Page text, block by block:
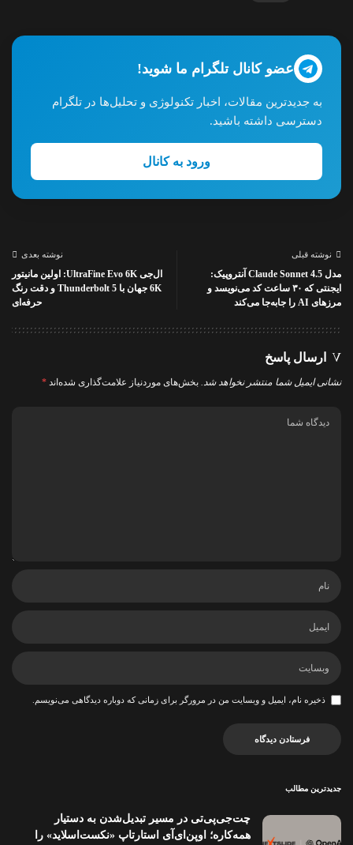
عضو کانال تلگرام ما شوید!
به جدیدترین مقالات، اخبار تکنولوژی و تحلیل‌ها در تلگرام
دسترسی داشته باشید.
ورود به کانال
نوشته قبلی
مدل Claude Sonnet 4.5 آنتروپیک:
ایجنتی که ۳۰ ساعت کد می‌نویسد و
مرزهای AI را جابه‌جا می‌کند
نوشته بعدی
ال‌جی UltraFine Evo 6K: اولین مانیتور
6K جهان با Thunderbolt 5 و دقت رنگ
حرفه‌ای
ارسال پاسخ
نشانی ایمیل شما منتشر نخواهد شد. بخش‌های موردنیاز علامت‌گذاری شده‌اند *
ذخیره نام، ایمیل و وبسایت من در مرورگر برای زمانی که دوباره دیدگاهی می‌نویسم.
جدیدترین مطالب
چت‌جی‌پی‌تی در مسیر تبدیل‌شدن به دستیار
همه‌کاره؛ اوپن‌ای‌آی استارتاپ «نکست‌اسلاید» را